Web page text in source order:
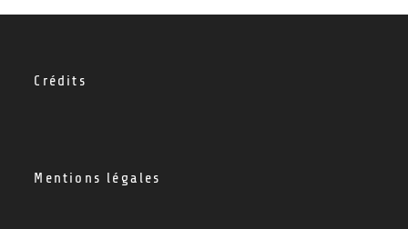
Crédits
Mentions légales